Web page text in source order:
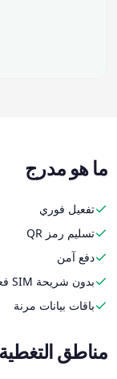
ما هو مدرج
تفعيل فوري
تسليم رمز QR
دفع آمن
بدون شريحة SIM فعلية
باقات بيانات مرنة
مناطق التغطية